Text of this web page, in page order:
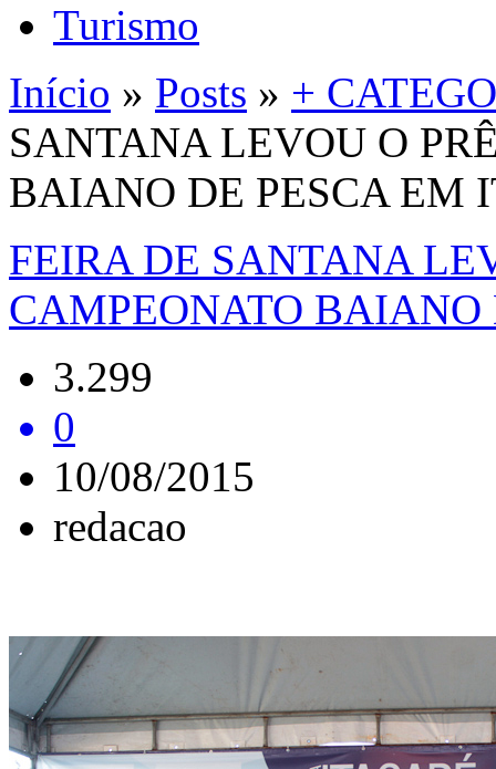
Turismo
Início » Posts » +
SANTANA LEVOU O
BAIANO DE PESCA EM
FEIRA DE SANTANA
CAMPEONATO
3.299
0
10/08/2015
redacao